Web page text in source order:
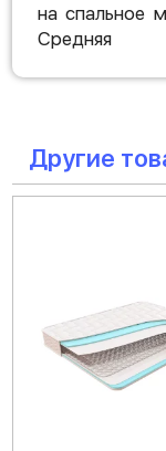
на спальное
Средняя
Другие